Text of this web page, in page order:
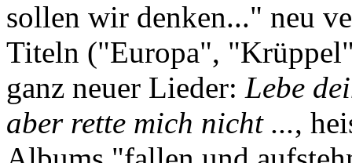
sollen wir denken..." neu
Titeln ("Europa",
ganz neuer Lieder: Lebe
aber rette mich nicht ...,